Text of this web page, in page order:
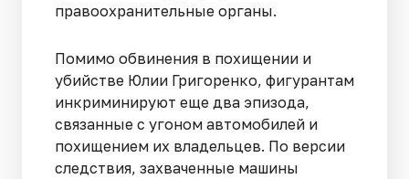
правоохранительные органы.
Помимо обвинения в похищении и
убийстве Юлии Григоренко, фигурантам
инкриминируют еще два эпизода,
связанные с угоном автомобилей и
похищением их владельцев. По версии
следствия, захваченные машины